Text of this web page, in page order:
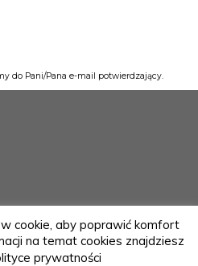
do Pani/Pana e-mail potwierdzający.
cookie, aby poprawić komfort
na temat cookies znajdziesz
prywatności